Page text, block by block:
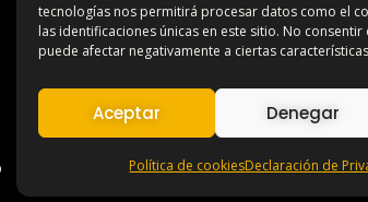
tecnologías nos permitirá procesar datos como el
las identificaciones únicas en este sitio. No
puede afectar negativamente a ciertas
Aceptar Denegar
Política de cookiesDeclaración de